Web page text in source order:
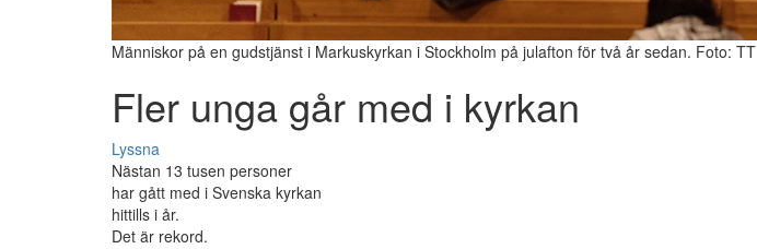
Människor på en gudstjänst i Markuskyrkan i Stockholm på julafton för två år sedan. Foto: TT
Fler unga går med i kyrkan
Lyssna
Nästan 13 tusen personer
har gått med i Svenska kyrkan
hittills i år.
Det är rekord.